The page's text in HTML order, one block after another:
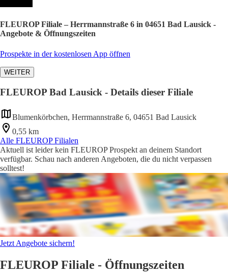
FLEUROP Filiale – Herrmannstraße 6 in 04651 Bad Lausick -
Angebote & Öffnungszeiten
Prospekte in der kostenlosen App öffnen
WEITER
FLEUROP Bad Lausick - Details dieser Filiale
Blumenkörbchen, Herrmannstraße 6, 04651 Bad Lausick
0,55 km
Alle FLEUROP Filialen
Aktuell ist leider kein FLEUROP Prospekt an deinem Standort
verfügbar. Schau nach anderen Angeboten, die du nicht verpassen
solltest!
Jetzt Angebote sichern!
FLEUROP Filiale - Öffnungszeiten